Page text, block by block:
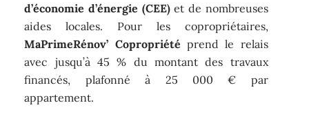
d’économie d’énergie (CEE)et de nombreuses
aides locales. Pour les copropriétaires,
MaPrimeRénov’ Copropriété prend le relais
avec jusqu’à 45 % du montant des travaux
financés, plafonné à 25 000 € par
appartement.